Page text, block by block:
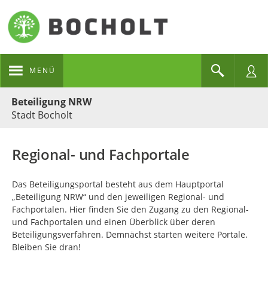
MENÜ
Beteiligung NRW
Stadt Bocholt
Regional- und Fachportale
Das Beteiligungsportal besteht aus dem Hauptportal
„Beteiligung NRW“ und den jeweiligen Regional- und
Fachportalen. Hier finden Sie den Zugang zu den Regional-
und Fachportalen und einen Überblick über deren
Beteiligungsverfahren. Demnächst starten weitere Portale.
Bleiben Sie dran!